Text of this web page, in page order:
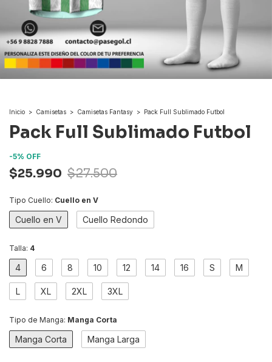
Inicio > Camisetas > Camisetas Fantasy > Pack Full Sublimado Futbol
Pack Full Sublimado Futbol
-5% OFF
$25.990 $27.500
Tipo Cuello: Cuello en V
Cuello en V Cuello Redondo
Talla: 4
4 6 8 10 12 14 16 S M
L XL 2XL 3XL
Tipo de Manga: Manga Corta
Manga Corta Manga Larga